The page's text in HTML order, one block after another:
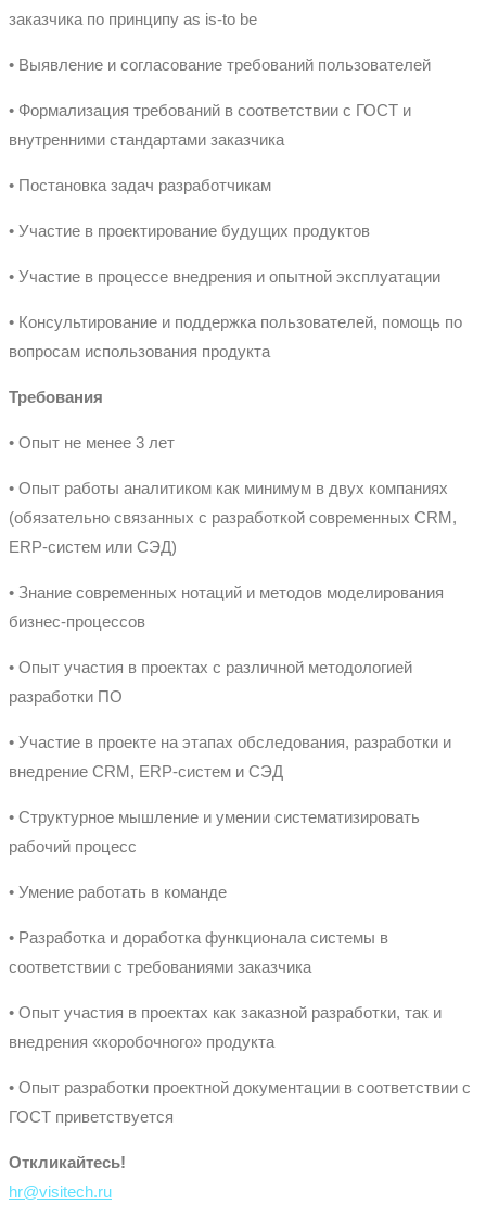
заказчика по принципу as is-to be
• Выявление и согласование требований пользователей
• Формализация требований в соответствии с ГОСТ и
внутренними стандартами заказчика
• Постановка задач разработчикам
• Участие в проектирование будущих продуктов
• Участие в процессе внедрения и опытной эксплуатации
• Консультирование и поддержка пользователей, помощь по
вопросам использования продукта
Требования
• Опыт не менее 3 лет
• Опыт работы аналитиком как минимум в двух компаниях
(обязательно связанных с разработкой современных CRM,
ERP-систем или СЭД)
• Знание современных нотаций и методов моделирования
бизнес-процессов
• Опыт участия в проектах с различной методологией
разработки ПО
• Участие в проекте на этапах обследования, разработки и
внедрение CRM, ERP-систем и СЭД
• Структурное мышление и умении систематизировать
рабочий процесс
• Умение работать в команде
• Разработка и доработка функционала системы в
соответствии с требованиями заказчика
• Опыт участия в проектах как заказной разработки, так и
внедрения «коробочного» продукта
• Опыт разработки проектной документации в соответствии с
ГОСТ приветствуется
Откликайтесь!
hr@visitech.ru